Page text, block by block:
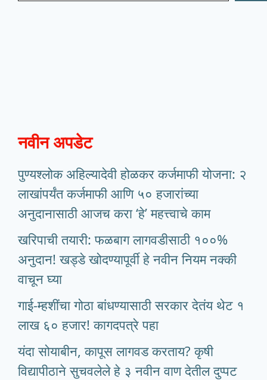
नवीन अपडेट
पुण्यश्लोक अहिल्यादेवी होळकर कर्जमाफी योजना: २
लाखांपर्यंत कर्जमाफी आणि ५० हजारांच्या
अनुदानासाठी आजच करा ‘हे’ महत्त्वाचे काम
खरिपाची तयारी: फळबाग लागवडीसाठी १००%
अनुदान! खड्डे खोदण्यापूर्वी हे नवीन नियम नक्की
वाचून घ्या
गाई-म्हशींचा गोठा बांधण्यासाठी सरकार देतंय थेट १
लाख ६० हजार! कागदपत्रे पहा
यंदा सोयाबीन, कापूस लागवड करताय? कृषी
विद्यापीठाने सुचवलेले हे ३ नवीन वाण देतील दुप्पट